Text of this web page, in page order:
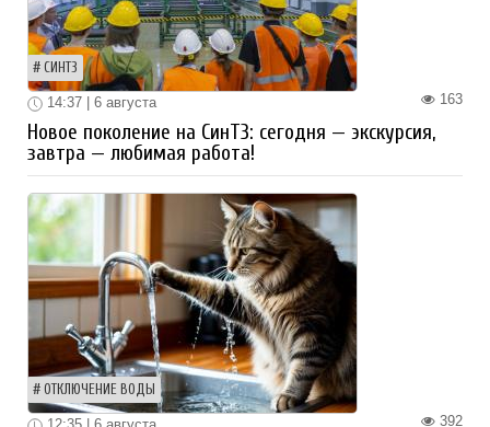
СИНТЗ
163
14:37 | 6 августа
Новое поколение на СинТЗ: сегодня — экскурсия,
завтра — любимая работа!
ОТКЛЮЧЕНИЕ ВОДЫ
392